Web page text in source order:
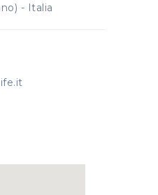
- Italia